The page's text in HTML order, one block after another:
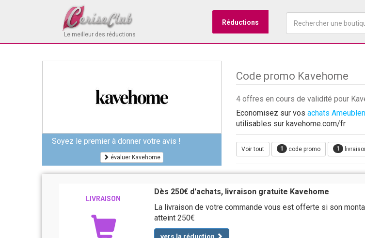
Le meilleur des réductions
Réductions
Soyez le premier à donner votre avis !
évaluer Kavehome
Code promo Kavehome
4 offres en cours de validité pour
Economisez sur vos achats
utilisables sur kavehome.com/fr
Voir tout 1 code promo 1
LIVRAISON
Dès 250€ d'achats, livraison gratuite Kavehome
La livraison de votre commande vous est offerte si son
atteint 250€